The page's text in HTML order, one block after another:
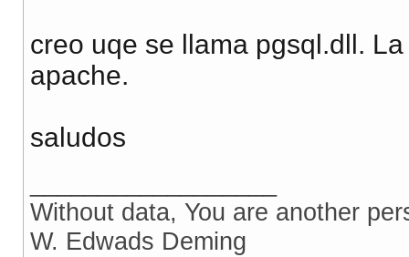
creo uqe se llama pgsql.dll.
apache.
saludos
Without data, You are another
W. Edwads Deming